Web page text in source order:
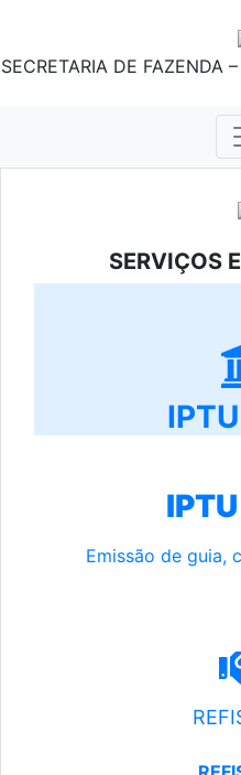
SECRETARIA DE FAZENDA
SERVIÇOS
Emissão de guia,